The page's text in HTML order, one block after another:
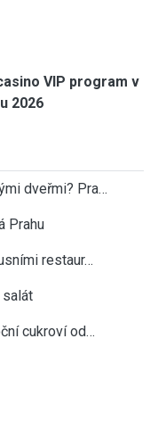
VIP program v
2026
dveřmi? Pra…
Prahu
restaur…
salát
cukroví od…